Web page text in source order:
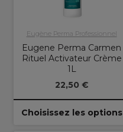
Eugène Perma Professionnel
Eugene Perma Carmen
Rituel Activateur Crème
1L
22,50 €
Choisissez les options